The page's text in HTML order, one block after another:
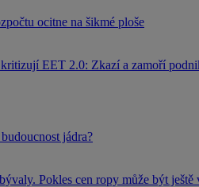
ocitne na šikmé ploše
EET 2.0: Zkazí a zamoří
jádra?
Pokles cen ropy může být ještě